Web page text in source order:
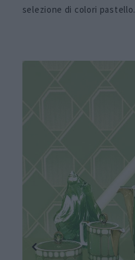
selezione di colori pastello.